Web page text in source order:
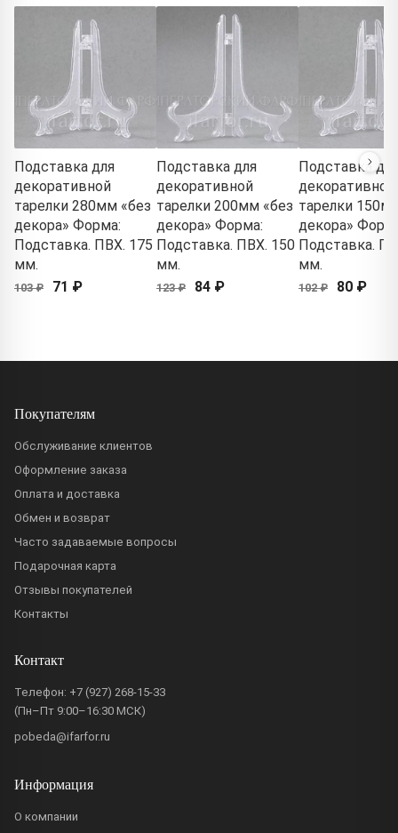
Подставка для
декоративной
тарелки 280мм «без
декора» Форма:
Подставка. ПВХ. 175
мм.
103 ₽ 71 ₽
Подставка для
декоративной
тарелки 200мм «без
декора» Форма:
Подставка. ПВХ. 150
мм.
123 ₽ 84 ₽
Подставка для
декоративной
тарелки
декора»
Подставка.
мм.
102 ₽ 80 ₽
Покупателям
Обслуживание клиентов
Оформление заказа
Оплата и доставка
Обмен и возврат
Часто задаваемые вопросы
Подарочная карта
Отзывы покупателей
Контакты
Контакт
Телефон: +7 (927) 268-15-33
(Пн–Пт 9:00–16:30 МСК)
pobeda@ifarfor.ru
Информация
О компании